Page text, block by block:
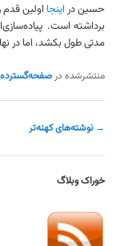
حسین در اینجا اولین
برداشته است.
مدتی طول بکشد، اما در
منتشرشده در صفحه‌گسترده
ناوبری
→ نوشته‌های کهنه‌تر
خوراک وبلاگ